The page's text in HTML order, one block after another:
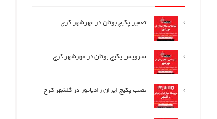
تعمیر پکیج بوتان در مهرشهر کرج
سرویس پکیج بوتان در مهرشهر کرج
نصب پکیج ایران رادیاتور در گلشهر کرج